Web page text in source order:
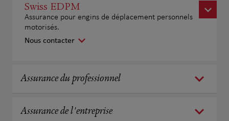
Swiss EDPM
Assurance pour engins de déplacement personnels
motorisés.
Nous contacter
Assurance du professionnel
Assurance de l'entreprise